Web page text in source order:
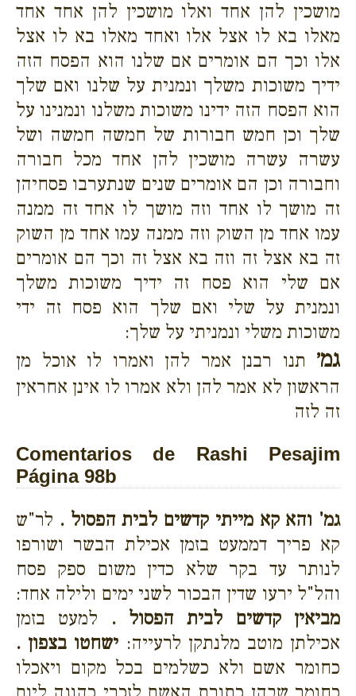
מושכין להן אחד ואלו מושכין להן אחד אחד
מאלו בא לו אצל אלו ואחד מאלו בא לו אצל
אלו וכך הם אומרים אם שלנו הוא הפסח הזה
ידיך משוכות משלך ונמנית על שלנו ואם שלך
הוא הפסח הזה ידינו משוכות משלנו ונמנינו על
שלך וכן חמש חבורות של חמשה חמשה ושל
עשרה עשרה מושכין להן אחד מכל חבורה
וחבורה וכן הם אומרים שנים שנתערבו פסחיהן
זה מושך לו אחד וזה מושך לו אחד זה ממנה
עמו אחד מן השוק וזה ממנה עמו אחד מן השוק
זה בא אצל זה וזה בא אצל זה וכך הם אומרים
אם שלי הוא פסח זה ידיך משוכות משלך
ונמנית על שלי ואם שלך הוא פסח זה ידי
משוכות משלי ונמניתי על שלך:
גמ׳ תנו רבנן אמר להן ואמרו לו אוכל מן
הראשון לא אמר להן ולא אמרו לו אינן אחראין
זה לזה
Comentarios de Rashi Pesajim
Página 98b
גמ' והא קא מייתי קדשים לבית הפסול . לר"ש
קא פריך דממעט בזמן אכילת הבשר ושורפו
לנותר עד בקר שלא כדין משום ספק פסח
והל"ל ירעו שדין הבכור לשני ימים ולילה אחד:
מביאין קדשים לבית הפסול . למעט בזמן
אכילתן מוטב מלנתקן לרעייה: ישחטו בצפון .
כחומר אשם ולא כשלמים בכל מקום ויאכלו